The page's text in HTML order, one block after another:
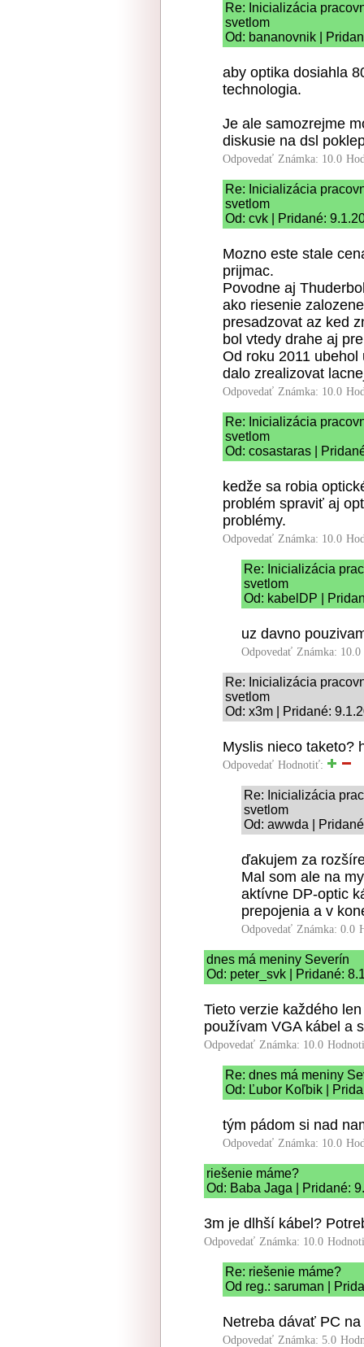
Re: Inicializácia
svetlom
Od: bananovnik |
aby optika dosiahla
technologia.
Je ale samozrejme
diskusie na dsl
Odpovedať Známka: 10.0
Re: Inicializácia
svetlom
Od: cvk | Pridané:
Mozno este stale
prijmac.
Povodne aj
ako riesenie
presadzovat az ked
bol vtedy drahe aj
Od roku 2011
dalo zrealizovat
Odpovedať Známka: 10.0
Re: Inicializácia
svetlom
Od: cosastaras |
kedže sa robia
problém spraviť aj
problémy.
Odpovedať Známka: 10.0
Re: Inicializácia
svetlom
Od: kabelDP |
uz davno
Odpovedať Známka: 10.0
Re: Inicializácia
svetlom
Od: x3m | Pridané:
Myslis nieco taketo?
Odpovedať Hodnotiť:
Re: Inicializácia
svetlom
Od: awwda |
ďakujem za
Mal som ale na
aktívne DP-optic
prepojenia a v
Odpovedať Známka: 0.0
dnes má meniny Severín
Od: peter_svk | Pridané:
Tieto verzie každého
používam VGA kábel a
Odpovedať Známka: 10.0
Re: dnes má meniny
Od: Ľubor Koľbik |
tým pádom si nad
Odpovedať Známka: 10.0
riešenie máme?
Od: Baba Jaga | Pridané:
3m je dlhší kábel?
Odpovedať Známka: 10.0
Re: riešenie máme?
Od reg.: saruman |
Netreba dávať PC
Odpovedať Známka: 5.0